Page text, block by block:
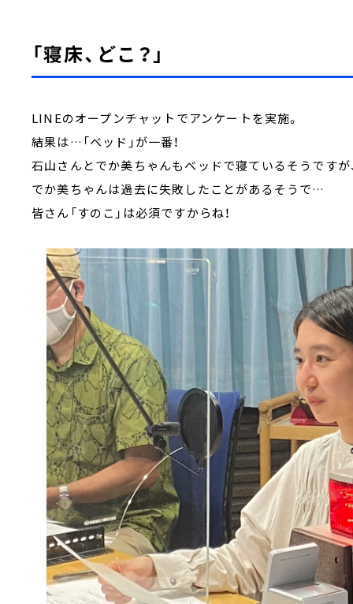
「寝床、どこ？」
LINEのオープンチャットでアンケートを実施。
結果は…「ベッド」が一番！
石山さんとでか美ちゃんもベッドで寝ているそうですが
でか美ちゃんは過去に失敗したことがあるそうで…
皆さん「すのこ」は必須ですからね！